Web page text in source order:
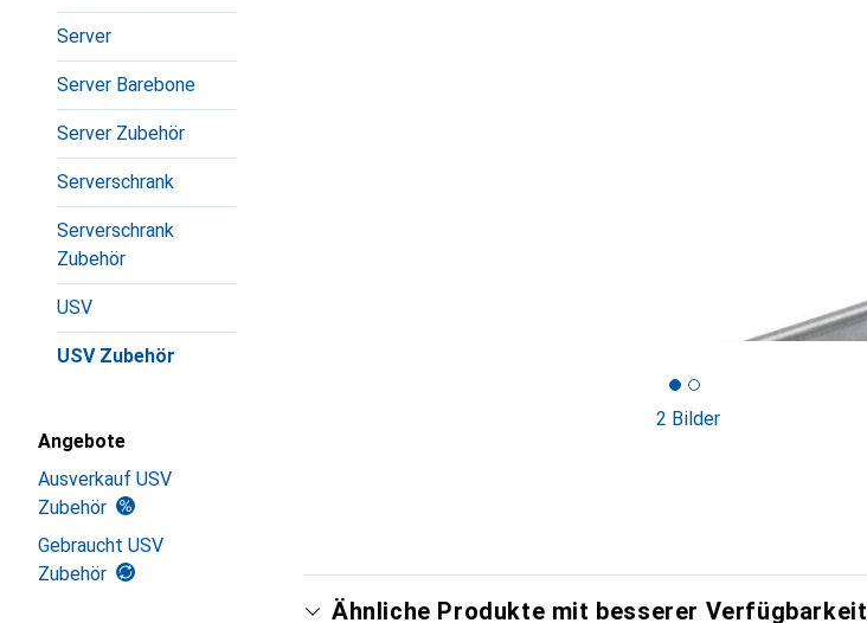
Server
Server Barebone
Server Zubehör
Serverschrank
Serverschrank
Zubehör
USV
USV Zubehör
Angebote
Ausverkauf USV
Zubehör
Gebraucht USV
Zubehör
2 Bilder
Ähnliche Produkte mit besserer Verfügbarkeit